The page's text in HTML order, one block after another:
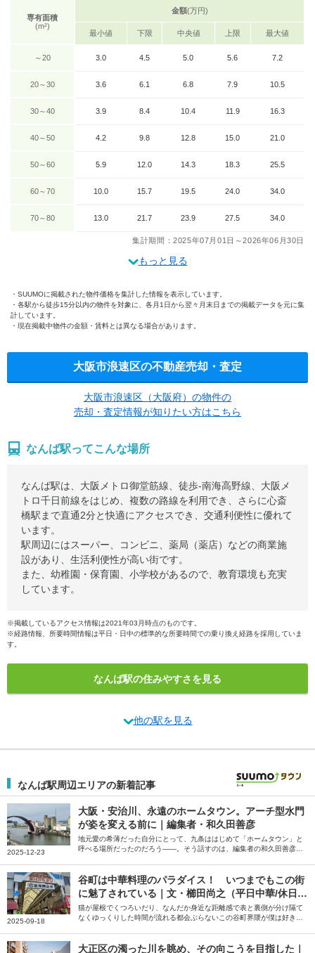
専有面積
(m²)
金額(万円)
最小値 下限 中央値 上限 最大値
～20 3.0 4.5 5.0 5.6 7.2
20～30 3.6 6.1 6.8 7.9 10.5
30～40 3.9 8.4 10.4 11.9 16.3
40～50 4.2 9.8 12.8 15.0 21.0
50～60 5.9 12.0 14.3 18.3 25.5
60～70 10.0 15.7 19.5 24.0 34.0
70～80 13.0 21.7 23.9 27.5 34.0
集計期間：2025年07月01日～2026年06月30日
もっと見る
SUUMOに掲載された物件価格を集計した情報を表示しています。
各駅から徒歩15分以内の物件を対象に、各月1日から翌々月末日までの掲載データを元に集
計しています。
現在掲載中物件の金額・賃料とは異なる場合があります。
大阪市浪速区の不動産売却・査定
大阪市浪速区（大阪府）の物件の
売却・査定情報が知りたい方はこちら
なんば駅ってこんな場所
なんば駅は、大阪メトロ御堂筋線、徒歩-南海高野線、大阪メ
トロ千日前線をはじめ、複数の路線を利用でき、さらに心斎
橋駅まで直通2分と快適にアクセスでき、交通利便性に優れて
います。
駅周辺にはスーパー、コンビニ、薬局（薬店）などの商業施
設があり、生活利便性が高い街です。
また、幼稚園・保育園、小学校があるので、教育環境も充実
しています。
※掲載しているアクセス情報は2021年03月時点のものです。
※経路情報、所要時間情報は平日・日中の標準的な所要時間での乗り換え経路を採用していま
す。
なんば駅の住みやすさを見る
他の駅を見る
なんば駅周辺エリアの新着記事
2025-12-23
大阪・安治川、永遠のホームタウン。アーチ型水門
が姿を変える前に｜編集者・和久田善彦
地元愛の希薄だった自分にとって、九条ははじめて「ホームタウン」と
呼べる場所だったのだろう――。そう話すのは、編集者の和久田善彦さ
2025-09-18
谷町は中華料理のパラダイス！ いつまでもこの街
に魅了されている｜文・櫛田尚之（平日中華/休日中
華 代表）
猫が屋根でくつろいだり、なんだか身近な距離感で表と裏側が分け隔て
なくゆっくりした時間が流れる都会ぶらないこの谷町界隈が僕は好きだ
いただきました。
大正区の濁った川を眺め、その向こうを目指した｜